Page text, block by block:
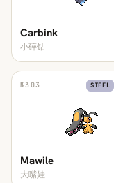
Carbink
小碎钻
№303 STEEL
Mawile
大嘴娃